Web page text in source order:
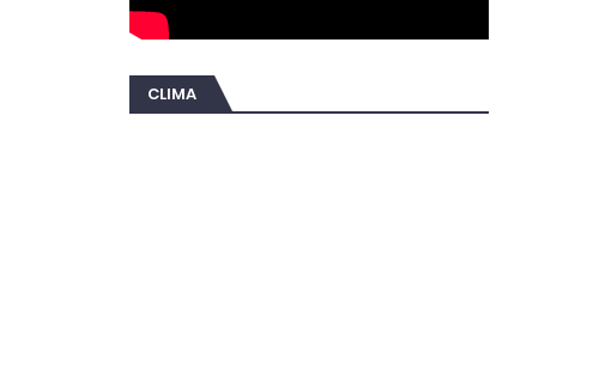
CLIMA